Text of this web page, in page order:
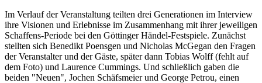
Im Verlauf der Veranstaltung teilten drei Generationen im Interview
ihre Visionen und Erlebnisse im Zusammenhang mit ihrer jeweiligen
Schaffens-Periode bei den Göttinger Händel-Festspiele. Zunächst
stellten sich Benedikt Poensgen und Nicholas McGegan den Fragen
der Veranstalter und der Gäste, später dann Tobias Wolff (fehlt auf
dem Foto) und Laurence Cummings. Und schließlich gaben die
beiden "Neuen", Jochen Schäfsmeier und George Petrou, einen